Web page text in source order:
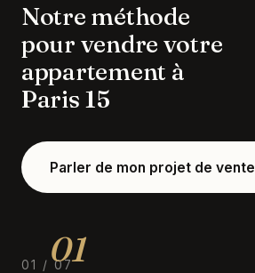
Notre méthode
pour vendre votre
appartement à
Paris 15
Parler de mon projet de vente
01
01 / 07